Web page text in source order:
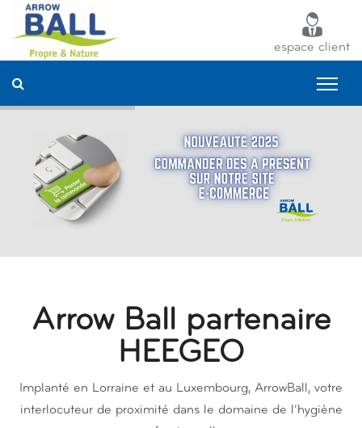
espace client
Arrow Ball partenaire
HEEGEO
Implanté en Lorraine et au Luxembourg, ArrowBall, votre
interlocuteur de proximité dans le domaine de l’hygiène
Panneau de gestion des cookies